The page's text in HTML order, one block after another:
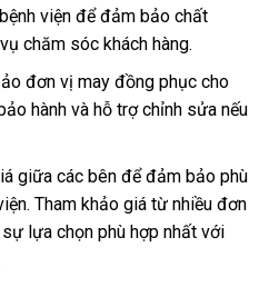
viện để đảm bảo chất
chăm sóc khách hàng.
đơn vị may đồng phục cho
hành và hỗ trợ chỉnh sửa nếu
giữa các bên để đảm bảo phù
Tham khảo giá từ nhiều đơn
lựa chọn phù hợp nhất với